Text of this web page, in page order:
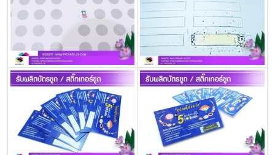
รับ
ทำ
กล่อง
อาหาร
เสริม
โรงงาน
กล่อง
บรรจุ